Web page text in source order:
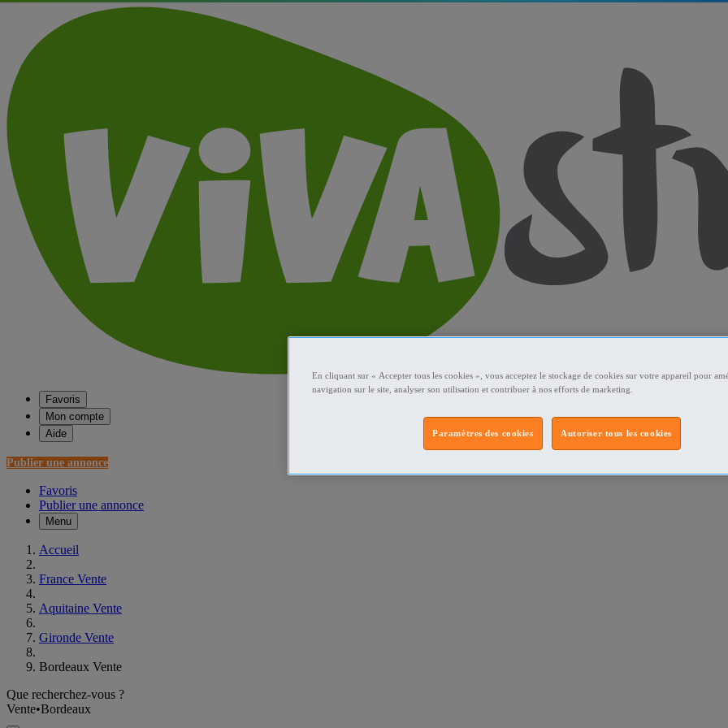
Favoris
Mon compte
Aide
Publier une annonce
Favoris
Publier une annonce
Menu
Accueil
France Vente
Aquitaine Vente
Gironde Vente
Bordeaux Vente
Que recherchez-vous ?
Vente•Bordeaux
En cliquant sur « Accepter tous les cookies », vous acceptez le stockage de cookies sur votre appareil pour
navigation sur le site, analyser son utilisation et contribuer à nos efforts de marketing.
Autoriser tous les cookies
Paramètres des cookies